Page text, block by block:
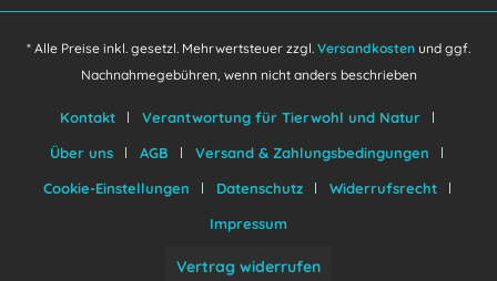
* Alle Preise inkl. gesetzl. Mehrwertsteuer zzgl. Versandkosten und ggf.
Nachnahmegebühren, wenn nicht anders beschrieben
Kontakt
Verantwortung für Tierwohl und Natur
Über uns
AGB
Versand & Zahlungsbedingungen
Cookie-Einstellungen
Datenschutz
Widerrufsrecht
Impressum
Vertrag widerrufen